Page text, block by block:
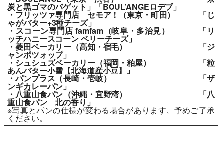
炭と黒ゴマのバゲット」「BOUL’ANGEロデブ」
・フリッツァ専門店 セモア！（東京・町田） 「じ
ゃがバター+3種チーズ」
・スコーン専門店 famfam（岐阜・多治見） 「リ
ッチハニースコーン ベリーチーズ」
・菱田ベーカリー（高知・宿毛） 「ジ
ャンボツォップ」
・シュシュズベーカリー（福岡・粕屋） 「粒
あんバター小雪【北海道産小豆】」
・パンプラス（長崎・壱岐） 「ザ
ンギカレーパン」
・八重山食パン（沖縄・宜野湾） 「八
重山食パン 北の香り」
※写真とパンの仕様が変わる場合があります。予めご了承
ください。